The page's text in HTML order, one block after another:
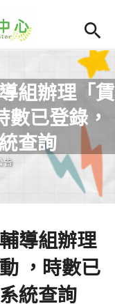
Open
Open
Open
組辦理「賃
已登錄，
查詢
告
導組辦理
，時數已
統查詢